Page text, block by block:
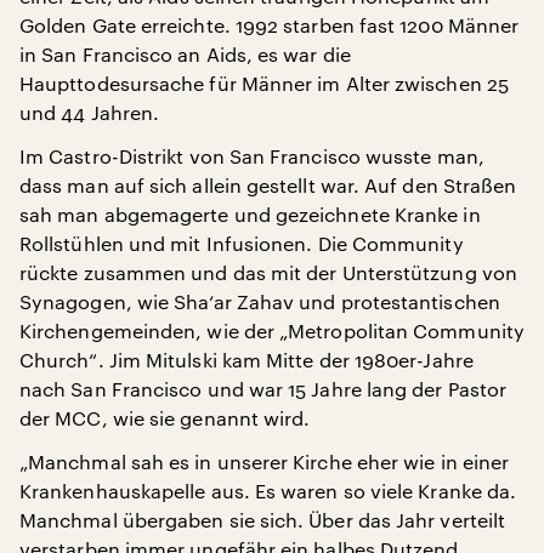
Golden Gate erreichte. 1992 starben fast 1200 Männer
in San Francisco an Aids, es war die
Haupttodesursache für Männer im Alter zwischen 25
und 44 Jahren.
Im Castro-Distrikt von San Francisco wusste man,
dass man auf sich allein gestellt war. Auf den Straßen
sah man abgemagerte und gezeichnete Kranke in
Rollstühlen und mit Infusionen. Die Community
rückte zusammen und das mit der Unterstützung von
Synagogen, wie Sha‘ar Zahav und protestantischen
Kirchengemeinden, wie der „Metropolitan Community
Church“. Jim Mitulski kam Mitte der 1980er-Jahre
nach San Francisco und war 15 Jahre lang der Pastor
der MCC, wie sie genannt wird.
„Manchmal sah es in unserer Kirche eher wie in einer
Krankenhauskapelle aus. Es waren so viele Kranke da.
Manchmal übergaben sie sich. Über das Jahr verteilt